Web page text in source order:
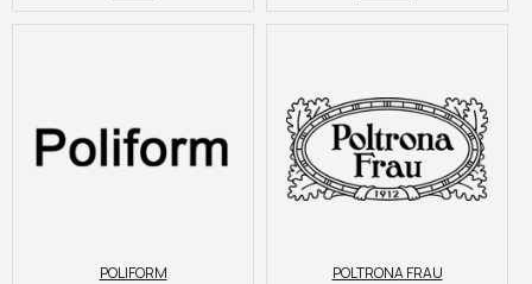
POLIFORM POLTRONA FRAU